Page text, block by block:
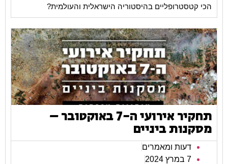
הכי קטסטרופליים בהיסטוריה הישראלית והעולמית?
תחקיר אירועי ה-7 באוקטובר –
מסקנות ביניים
דעות ומאמרים
7 במרץ 2024